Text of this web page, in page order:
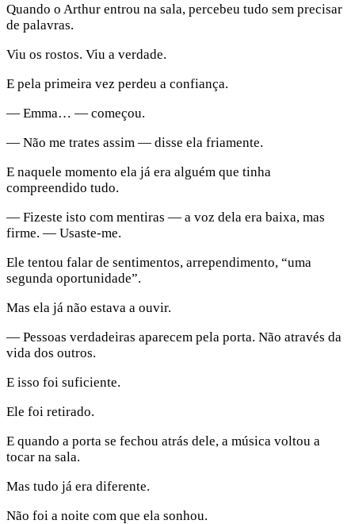
Quando o Arthur entrou na sala, percebeu tudo sem precisar
de palavras.
Viu os rostos. Viu a verdade.
E pela primeira vez perdeu a confiança.
— Emma… — começou.
— Não me trates assim — disse ela friamente.
E naquele momento ela já era alguém que tinha
compreendido tudo.
— Fizeste isto com mentiras — a voz dela era baixa, mas
firme. — Usaste-me.
Ele tentou falar de sentimentos, arrependimento, “uma
segunda oportunidade”.
Mas ela já não estava a ouvir.
— Pessoas verdadeiras aparecem pela porta. Não através da
vida dos outros.
E isso foi suficiente.
Ele foi retirado.
E quando a porta se fechou atrás dele, a música voltou a
tocar na sala.
Mas tudo já era diferente.
Não foi a noite com que ela sonhou.